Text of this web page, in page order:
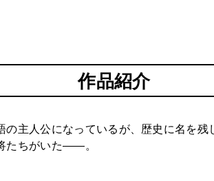
作品紹介
主人公になっているが、歴史に名を残
たちがいた――。